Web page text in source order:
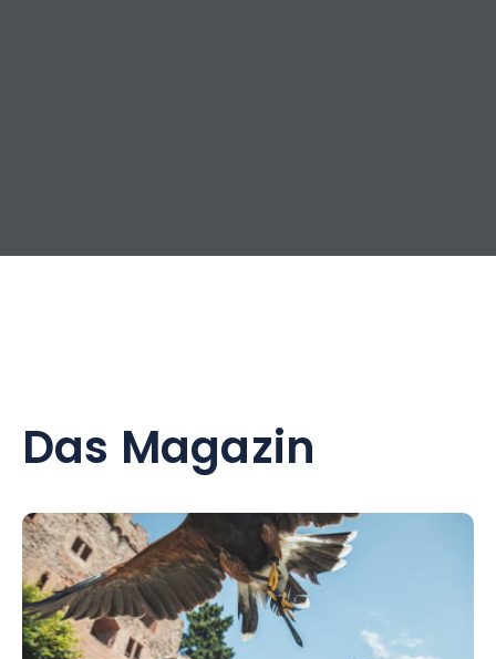
Das Magazin